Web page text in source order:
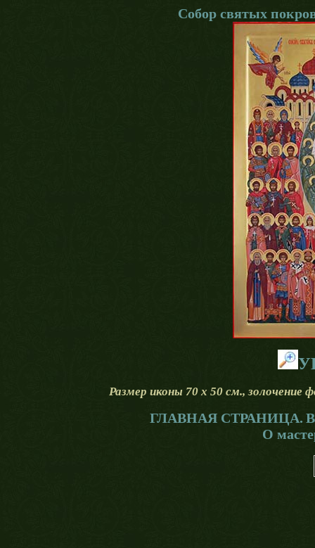
Собор святых
Размер иконы 70 х 50 см., золочение
ГЛАВНАЯ СТРАНИЦА.
О